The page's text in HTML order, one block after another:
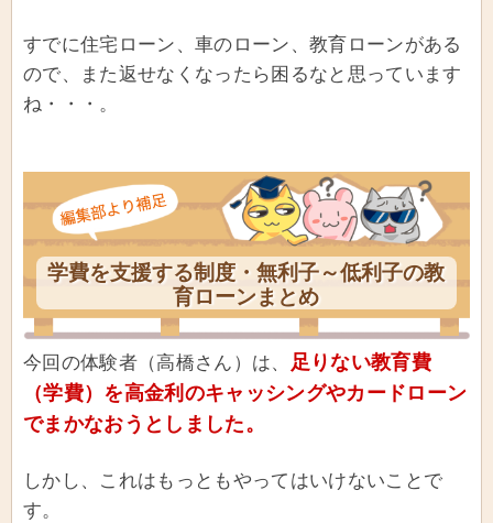
すでに住宅ローン、車のローン、教育ローンがある
ので、また返せなくなったら困るなと思っています
ね・・・。
学費を支援する制度・無利子～低利子の教
育ローンまとめ
今回の体験者（高橋さん）は、 足りない教育費
（学費）を高金利のキャッシングやカードローン
でまかなおうとしました。
しかし、これはもっともやってはいけないことで
す。